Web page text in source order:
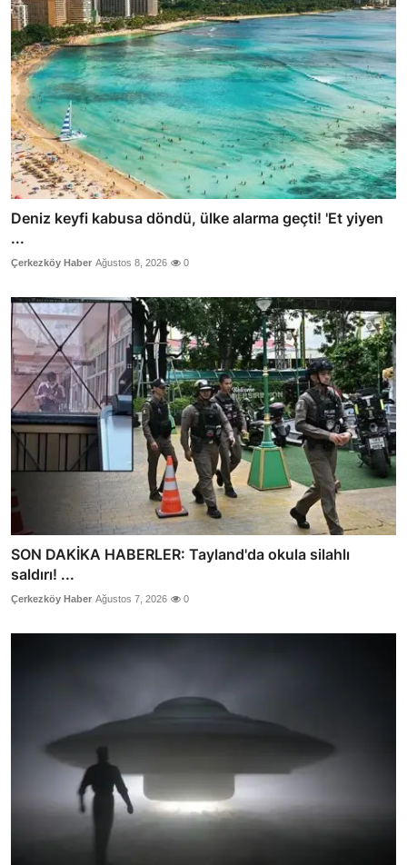
Deniz keyfi kabusa döndü, ülke alarma geçti! 'Et yiyen
...
Çerkezköy Haber Ağustos 8, 2026 0
SON DAKİKA HABERLER: Tayland'da okula silahlı
saldırı! ...
Çerkezköy Haber Ağustos 7, 2026 0